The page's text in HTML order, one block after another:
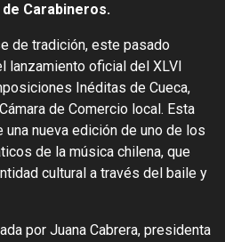
de Carabineros.
de tradición, este pasado
lanzamiento oficial del XLVI
Inéditas de Cueca,
de Comercio local. Esta
nueva edición de uno de los
de la música chilena, que
cultural a través del baile y
por Juana Cabrera, presidenta